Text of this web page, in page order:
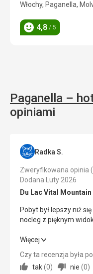
Włochy, Paganella,
Ocena
4,8 / 5
Paganella –
opiniami
Radka S.
Zweryfikowana opinia
Dodana Luty 2026
Du Lac Vital Mountain
Pobyt był lepszy niż
nocleg z pięknym
Obfite śniadania, stale
kilku dań. Każde danie
podane. Obsługa była
zadowoleni.
Pobyt był lepszy niż
nocleg z pięknym
jezioro. Jedzenie
Obfite śniadania, stale
Więcej
Czy ta recenzja była
tak(0) nie (0)